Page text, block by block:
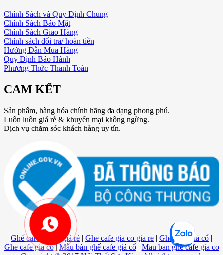
Chính Sách và Quy Định Chung
Chính Sách Bảo Mật
Chính Sách Giao Hàng
Chính sách đổi trả/ hoàn tiền
Hướng Dẫn Mua Hàng
Quy Định Bảo Hành
Phương Thức Thanh Toán
CAM KẾT
Sản phẩm, hàng hóa chính hãng đa dạng phong phú.
Luôn luôn giá rẻ & khuyến mại không ngừng.
Dịch vụ chăm sóc khách hàng uy tín.
Ghế cafe giả cổ giá rẻ | Ghe cafe gia co gia re | Ghế cafe giả cổ |
Ghe cafe gia co|Mẫu bàn ghế cafe giả cổ| Mau ban ghe cafe gia co